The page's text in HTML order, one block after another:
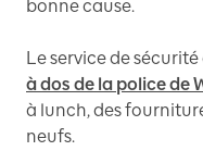
bonne cause.
Le service de
à dos de la police de
à lunch, des
neufs.